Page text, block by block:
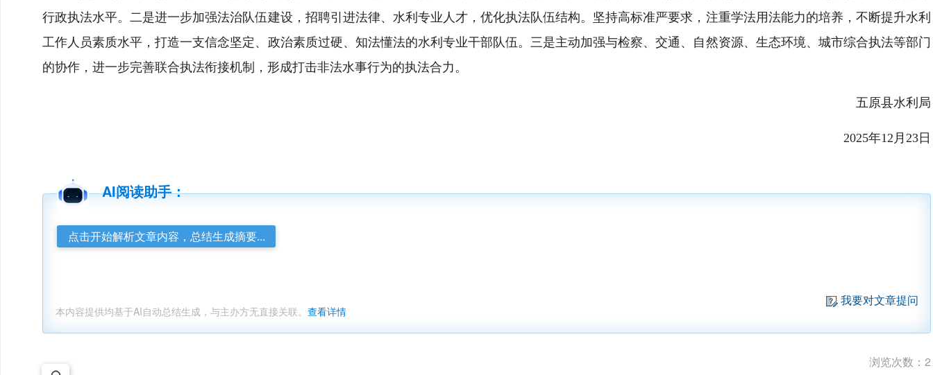
行政执法水平。二是进一步加强法治队伍建设，招聘引进法律、水利专业人才，优化执法队伍结构。坚持高标准严要求，注重学法用法能力的培养，不断提升水利
工作人员素质水平，打造一支信念坚定、政治素质过硬、知法懂法的水利专业干部队伍。三是主动加强与检察、交通、自然资源、生态环境、城市综合执法等部门
的协作，进一步完善联合执法衔接机制，形成打击非法水事行为的执法合力。
五原县水利局
2025年12月23日
AI阅读助手：
点击开始解析文章内容，总结生成摘要...
我要对文章提问
本内容提供均基于AI自动总结生成，与主办方无直接关联。 查看详情
浏览次数： 2